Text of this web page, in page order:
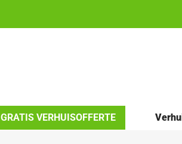
GRATIS VERHUISOFFERTE